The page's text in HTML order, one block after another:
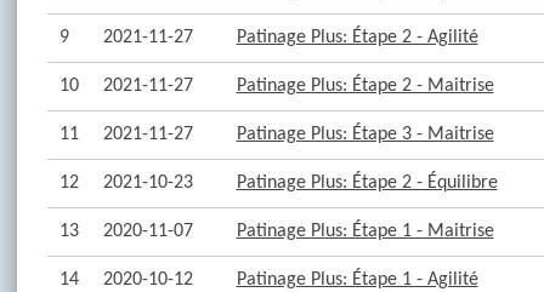
9 2021-11-27 Patinage Plus: Étape 2 - Agilité
10 2021-11-27 Patinage Plus: Étape 2 - Maitrise
11 2021-11-27 Patinage Plus: Étape 3 - Maitrise
12 2021-10-23 Patinage Plus: Étape 2 - Équilibre
13 2020-11-07 Patinage Plus: Étape 1 - Maitrise
14 2020-10-12 Patinage Plus: Étape 1 - Agilité